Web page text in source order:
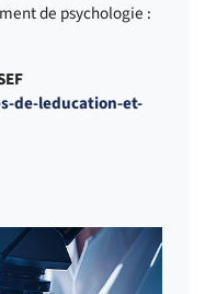
de psychologie :
de-leducation-et-